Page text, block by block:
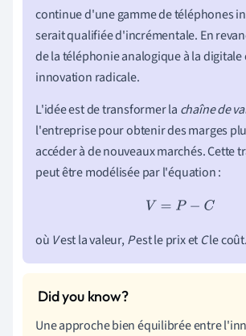
continue d'une gamme de téléphones
serait qualifiée d'incrémentale. En
de la téléphonie analogique à la
innovation radicale.
L'idée est de transformer la chaîne de
l'entreprise pour obtenir des marges
accéder à de nouveaux marchés. Cette
peut être modélisée par l'équation :
V=P− C
où Vest la valeur, Pest le prix et Cle coût.
Une approche bien équilibrée entre